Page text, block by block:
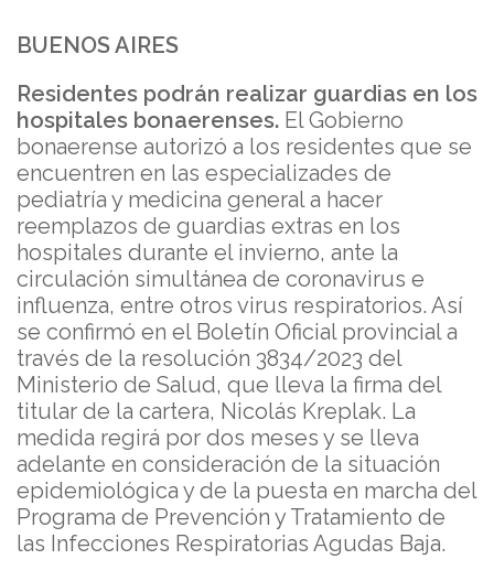
BUENOS AIRES
Residentes podrán realizar guardias en los
hospitales bonaerenses. El Gobierno
bonaerense autorizó a los residentes que se
encuentren en las especializades de
pediatría y medicina general a hacer
reemplazos de guardias extras en los
hospitales durante el invierno, ante la
circulación simultánea de coronavirus e
influenza, entre otros virus respiratorios. Así
se confirmó en el Boletín Oficial provincial a
través de la resolución 3834/2023 del
Ministerio de Salud, que lleva la firma del
titular de la cartera, Nicolás Kreplak. La
medida regirá por dos meses y se lleva
adelante en consideración de la situación
epidemiológica y de la puesta en marcha del
Programa de Prevención y Tratamiento de
las Infecciones Respiratorias Agudas Baja.